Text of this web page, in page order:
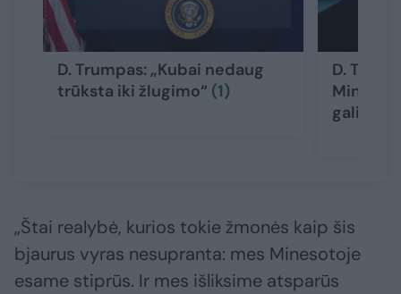
D. Trumpas: „Kubai nedaug
trūksta iki žlugimo“ (1)
D.
galimai
„Štai realybė, kurios tokie žmonės kaip šis
bjaurus vyras nesupranta: mes Minesotoje
esame stiprūs. Ir mes išliksime atsparūs